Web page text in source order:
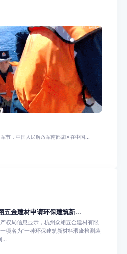
节，中国人民解放军南部战区在中国...
五金建材申请环保建筑新...
权局信息显示，杭州众翊五金建材有限
项名为“一种环保建筑新材料瑕疵检测装
...